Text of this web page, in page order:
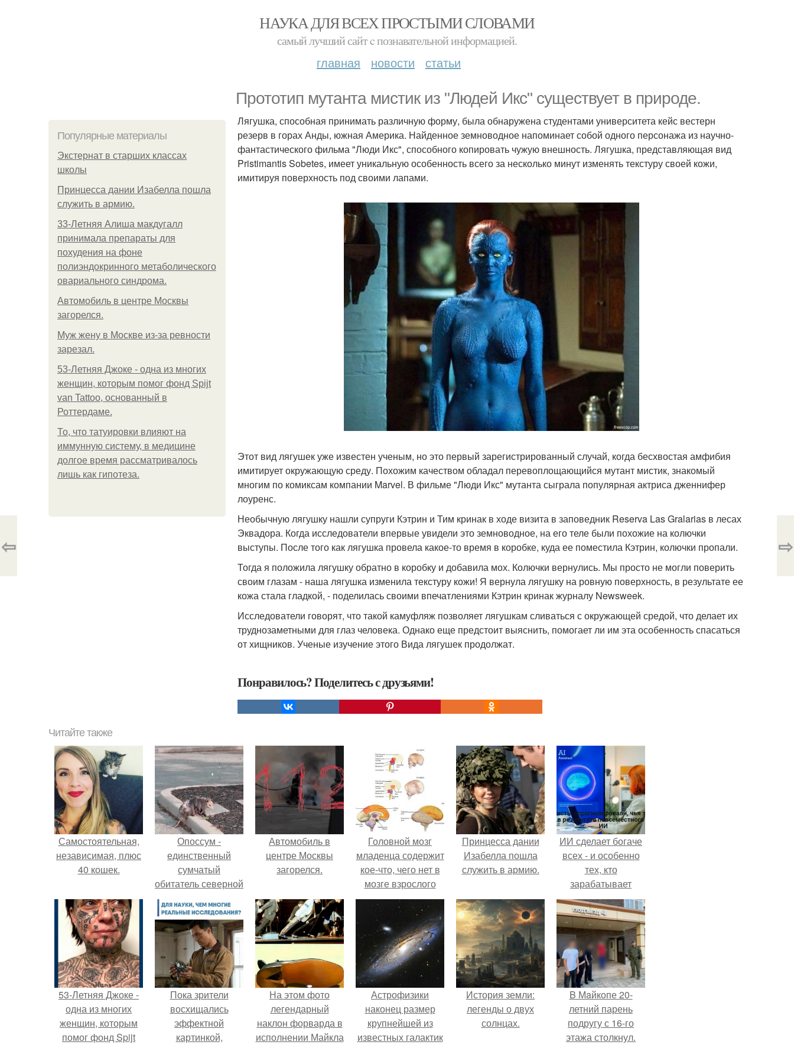
НАУКА ДЛЯ ВСЕХ ПРОСТЫМИ СЛОВАМИ
самый лучший сайт c познавательной информацией.
главная новости статьи
Прототип мутанта мистик из "Людей Икс" существует в природе.
Популярные материалы
Экстернат в старших классах
школы
Принцесса дании Изабелла пошла
служить в армию.
33-Летняя Алиша макдугалл
принимала препараты для
похудения на фоне
полиэндокринного метаболического
овариального синдрома.
Автомобиль в центре Москвы
загорелся.
Mуж жену в Москве из-за ревности
зарезал.
53-Летняя Джоке - одна из многих
женщин, которым помог фонд Spijt
van Tattoo, основанный в
Роттердаме.
То, что татуировки влияют на
иммунную систему, в медицине
долгое время рассматривалось
лишь как гипотеза.
Лягушка, способная принимать различную форму, была обнаружена студентами университета кейс вестерн
резерв в горах Анды, южная Америка. Найденное земноводное напоминает собой одного персонажа из научно-
фантастического фильма "Люди Икс", способного копировать чужую внешность. Лягушка, представляющая вид
Pristimantis Sobetes, имеет уникальную особенность всего за несколько минут изменять текстуру своей кожи,
имитируя поверхность под своими лапами.
Этот вид лягушек уже известен ученым, но это первый зарегистрированный случай, когда бесхвостая амфибия
имитирует окружающую среду. Похожим качеством обладал перевоплощающийся мутант мистик, знакомый
многим по комиксам компании Marvel. В фильме "Люди Икс" мутанта сыграла популярная актриса дженнифер
лоуренс.
Необычную лягушку нашли супруги Кэтрин и Тим кринак в ходе визита в заповедник Reserva Las Gralarias в лесах
Эквадора. Когда исследователи впервые увидели это земноводное, на его теле были похожие на колючки
выступы. После того как лягушка провела какое-то время в коробке, куда ее поместила Кэтрин, колючки пропали.
Тогда я положила лягушку обратно в коробку и добавила мох. Колючки вернулись. Мы просто не могли поверить
своим глазам - наша лягушка изменила текстуру кожи! Я вернула лягушку на ровную поверхность, в результате ее
кожа стала гладкой, - поделилась своими впечатлениями Кэтрин кринак журналу Newsweek.
Исследователи говорят, что такой камуфляж позволяет лягушкам сливаться с окружающей средой, что делает их
труднозаметными для глаз человека. Однако еще предстоит выяснить, помогает ли им эта особенность спасаться
от хищников. Ученые изучение этого Вида лягушек продолжат.
Понравилось? Поделитесь с друзьями!
⇦ ⇨
Читайте также
Самостоятельная,
независимая, плюс
40 кошек.
Опоссум -
единственный
сумчатый
обитатель северной
Автомобиль в
центре Москвы
загорелся.
Головной мозг
младенца содержит
кое-что, чего нет в
мозге взрослого
человека.
Принцесса дании
Изабелла пошла
служить в армию.
ИИ сделает богаче
всех - и особенно
тех, кто
зарабатывает
меньше всего.
53-Летняя Джоке -
одна из многих
женщин, которым
помог фонд Spijt
Пока зрители
восхищались
эффектной
картинкой,
На этом фото
легендарный
наклон форварда в
исполнении Майкла
Астрофизики
наконец размер
крупнейшей из
известных галактик
История земли:
легенды о двух
солнцах.
B Мaйкопе 20-
летний парень
подругу с 16-го
этажа столкнул.